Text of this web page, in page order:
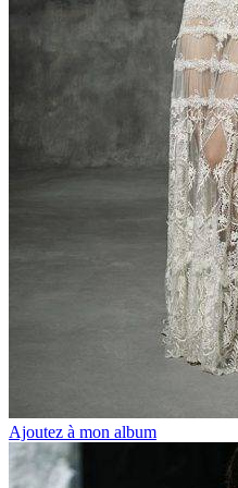
Ajoutez à mon album